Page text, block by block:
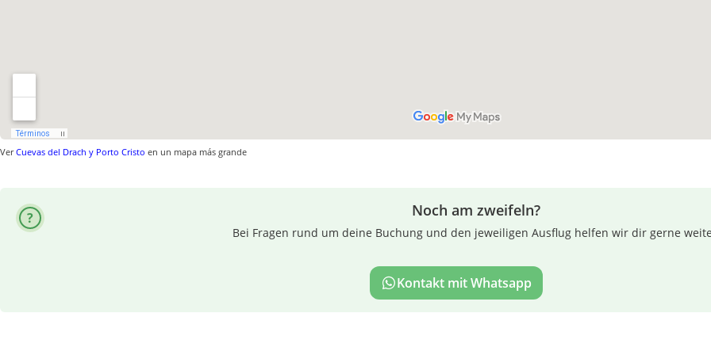
VerCuevas del Drach y Porto Cristo en un mapa más grande
Noch am zweifeln?
Bei Fragen rund um deine Buchung und den jeweiligen Ausflug helfen wir dir gerne
Kontakt mit Whatsapp